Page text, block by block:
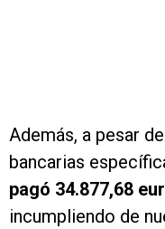
Además, a pesar
bancarias
pagó 34.877,68
incumpliendo de